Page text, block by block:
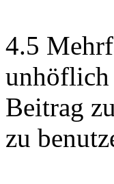
4.5
unhöflich
Beitrag
zu